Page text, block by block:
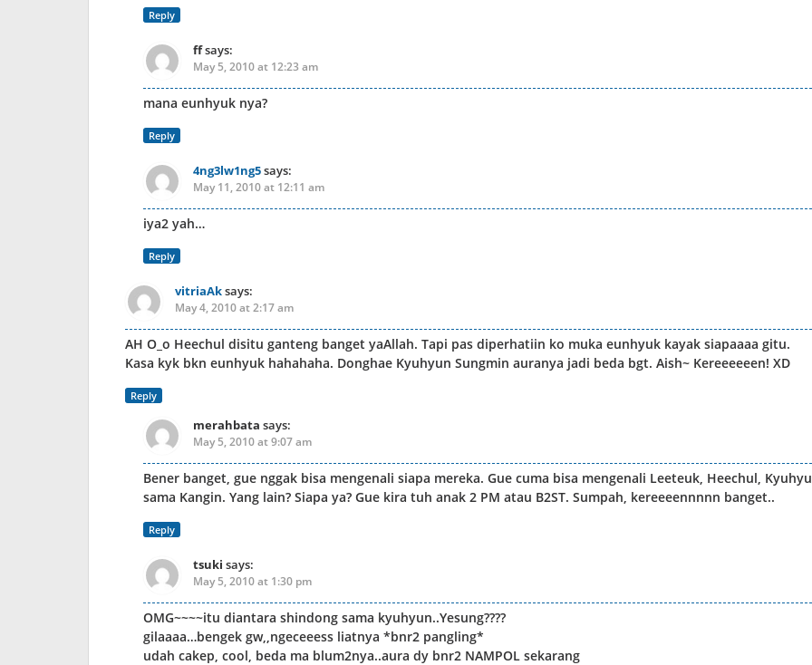
Reply
ffsays:
May 5, 2010 at 12:23 am
mana eunhyuk nya?
Reply
4ng3lw1ng5says:
May 11, 2010 at 12:11 am
iya2 yah…
Reply
vitriaAksays:
May 4, 2010 at 2:17 am
AH O_o Heechul disitu ganteng banget yaAllah. Tapi pas diperhatiin ko muka eunhyuk kayak siapaaaa gitu.
Kasa kyk bkn eunhyuk hahahaha. Donghae Kyuhyun Sungmin auranya jadi beda bgt. Aish~ Kereeeeeen! XD
Reply
merahbata says:
May 5, 2010 at 9:07 am
Bener banget, gue nggak bisa mengenali siapa mereka. Gue cuma bisa mengenali Leeteuk, Heechul,
sama Kangin. Yang lain? Siapa ya? Gue kira tuh anak 2 PM atau B2ST. Sumpah, kereeeennnnn banget..
Reply
tsuki says:
May 5, 2010 at 1:30 pm
OMG~~~~itu diantara shindong sama kyuhyun..Yesung????
gilaaaa…bengek gw,,ngeceeess liatnya *bnr2 pangling*
udah cakep, cool, beda ma blum2nya..aura dy bnr2 NAMPOL sekarang